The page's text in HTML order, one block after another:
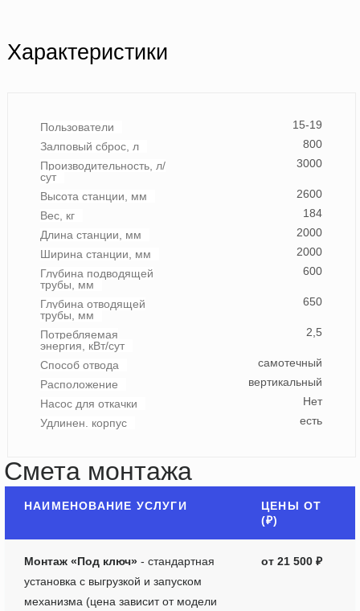
Характеристики
Пользователи
15-19
Залповый сброс, л
800
Производительность, л/
сут
3000
Высота станции, мм
2600
Вес, кг
184
Длина станции, мм
2000
Ширина станции, мм
2000
Глубина подводящей
трубы, мм
600
Глубина отводящей
трубы, мм
650
Потребляемая
энергия, кВт/сут
2,5
Способ отвода
самотечный
Расположение
вертикальный
Насос для откачки
Нет
Удлинен. корпус
есть
Смета монтажа
НАИМЕНОВАНИЕ УСЛУГИ
ЦЕНЫ ОТ
(₽)
Монтаж «Под ключ» - стандартная
установка с выгрузкой и запуском
механизма (цена зависит от модели
от 21 500 ₽